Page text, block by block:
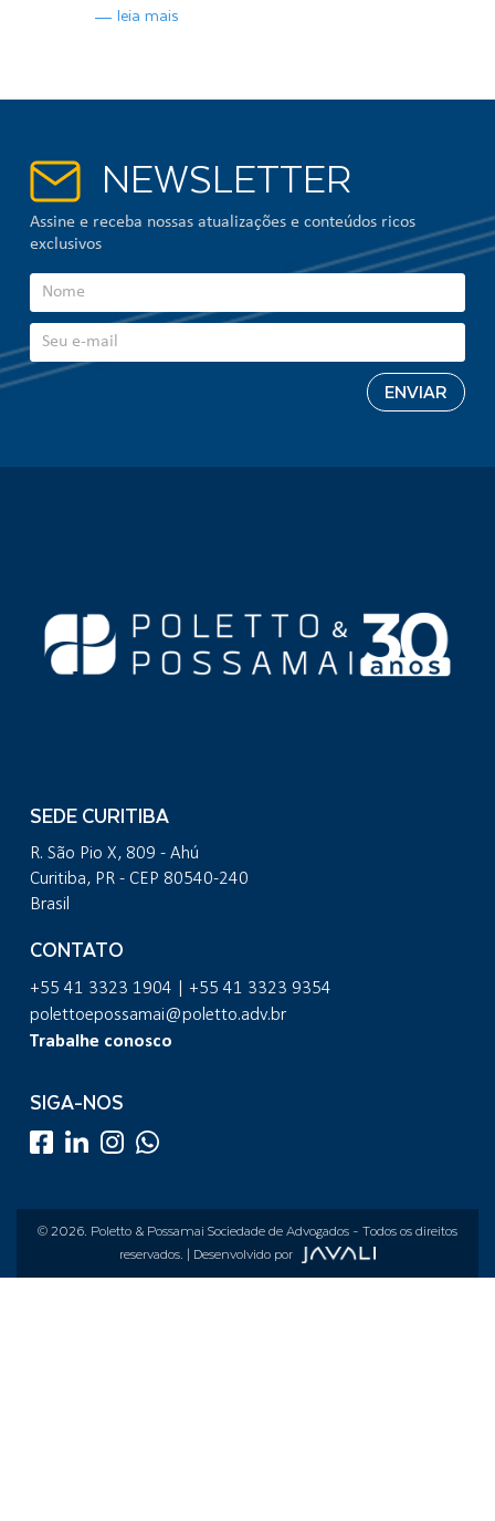
leia mais
NEWSLETTER
Assine e receba nossas atualizações e conteúdos ricos
exclusivos
SEDE CURITIBA
R. São Pio X, 809 - Ahú
Curitiba, PR - CEP 80540-240
Brasil
CONTATO
+55 41 3323 1904 | +55 41 3323 9354
polettoepossamai@poletto.adv.br
Trabalhe conosco
SIGA-NOS
© 2026. Poletto & Possamai Sociedade de Advogados - Todos os direitos
reservados. | Desenvolvido por